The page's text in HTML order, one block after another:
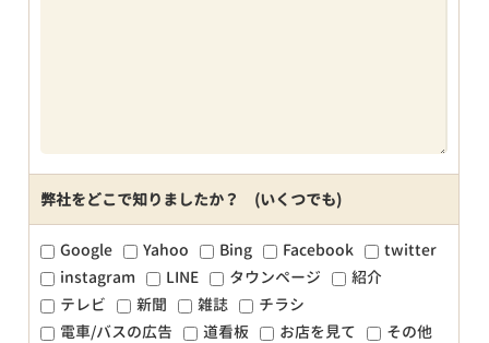
弊社をどこで知りましたか？ (いくつでも)
Google Yahoo Bing Facebook
twitter
instagram
LINE タウンページ
紹介
テレビ
新聞 雑誌
チラシ
電車/バスの広告
道看板 お店を見て その他